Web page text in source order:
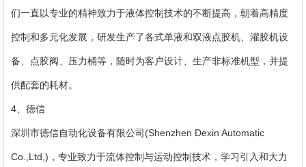
们一直以专业的精神致力于液体控制技术的不断提高，朝着高精度
控制和多元化发展，研发生产了各式单液和双液点胶机、灌胶机设
备、点胶阀、压力桶等，随时为客户设计、生产非标准机型，并提
供配套的耗材。
4、德信
深圳市德信自动化设备有限公司(Shenzhen Dexin Automatic
Co.,Ltd,)，专业致力于流体控制与运动控制技术，学习引入和大力